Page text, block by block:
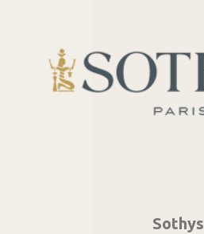
Sothys